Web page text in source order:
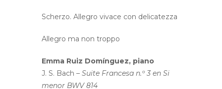
Scherzo. Allegro vivace con delicatezza
Allegro ma non troppo
Emma Ruiz Domínguez, piano
J. S. Bach – Suite Francesa n.º 3 en Si
menor BWV 814